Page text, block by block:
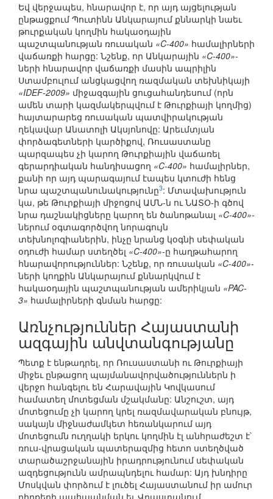
Եվ վերջապես, հնարավոր է, որ այդ այցելության
ընթացքում Պուտինն Անկարայում քննարկի նաեւ
թուրքական կողմին հակաօդային
պաշտպանության ռուսական «C-400» համալիրների
վաճառքի հարցը: Նշենք, որ Անկարային «C-400»-
ների հնարավոր վաճառքի մասին ապրիլին
Ստամբուլում անցկացվող ռազմական տեխնիկայի
«IDEF-2009» միջազգային ցուցահանդեսում (որն
ամեն տարի կազմակերպվում է Թուրքիայի կողմից)
հայտարարեց ռուսական պատվիրակության
ղեկավար Անատոլի Ակսյոնովը: Արեւմտյան
փորձագետների կարծիքով, Ռուսաստանը
պարզապես չի կարող Թուրքիային վաճառել
գերարդիական հանդիսացող «C-400» համալիրներ,
քանի որ այդ պարագայում էապես կտուժի հենց
նրա պաշտպանունակությունը3: Մտավախություն
կա, թե Թուրքիայի միջոցով ԱՄՆ-ն ու ՆԱՏՕ-ի գծով
նրա դաշնակիցները կարող են ծանոթանալ «C-400»-
ներում օգտագործվող նորագույն
տեխնոլոգիաներին, ինչը նրանց կօգնի սեփական
օդուժի համար ստեղծել «C-400»-ը հաղթահարող
հնարավորություններ: Նշենք, որ ռուսական «C-400»-
ների կողքին Անկարայում քննարկվում է
հակաօդային պաշտպանության ամերիկյան «PAC-
3» համալիրների գնման հարցը:
Առնչություններ Հայաստանի
ազգային անվտանգությանը
Պետք է ենթադրել, որ Ռուսաստանի ու Թուրքիայի
միջեւ ընթացող պայմանավորվածություններն ի
վերջո հանգելու են Հարավային Կովկասում
համատեղ մոտեցման մշակմանը: Անշուշտ, այդ
մոտեցումը չի կարող կրել ռազմավարական բնույթ,
սակայն միջնաժամկետ հեռանկարում այդ
մոտեցումն ուղղակի երկու կողմին էլ անհրաժեշտ է`
ռուս-վրացական պատերազմից հետո ստեղծված
տարածաշրջանային իրադրությունում սեփական
ազդեցությունն ամրապնդելու համար: Այդ խնդիրը
Մոսկվան փորձում է լուծել Հայաստանում իր ամուր